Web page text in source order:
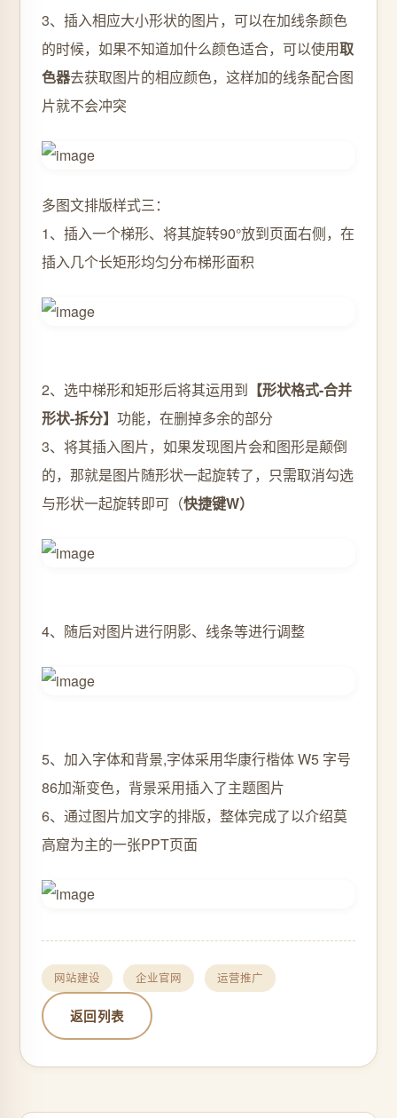
3、插入相应大小形状的图片，可以在加线条颜色
的时候，如果不知道加什么颜色适合，可以使用取
色器去获取图片的相应颜色，这样加的线条配合图
片就不会冲突
多图文排版样式三：
1、插入一个梯形、将其旋转90°放到页面右侧，在
插入几个长矩形均匀分布梯形面积
2、选中梯形和矩形后将其运用到 【形状格式-合并
形状-拆分】 功能，在删掉多余的部分
3、将其插入图片，如果发现图片会和图形是颠倒
的，那就是图片随形状一起旋转了，只需取消勾选
与形状一起旋转即可（快捷键W）
4、随后对图片进行阴影、线条等进行调整
5、加入字体和背景,字体采用华康行楷体 W5 字号
86加渐变色，背景采用插入了主题图片
6、通过图片加文字的排版，整体完成了以介绍莫
高窟为主的一张PPT页面
网站建设 企业官网 运营推广
返回列表